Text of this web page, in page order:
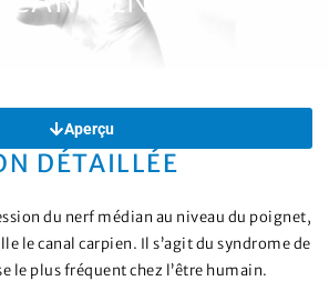
Aperçu
DÉTAILLÉE
du nerf médian au niveau du poignet,
le canal carpien. Il s’agit du syndrome de
le plus fréquent chez l’être humain.